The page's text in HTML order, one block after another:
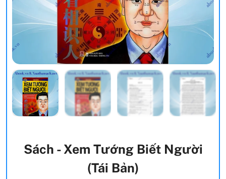
Sách - Xem Tướng Biết Người
(Tái Bản)